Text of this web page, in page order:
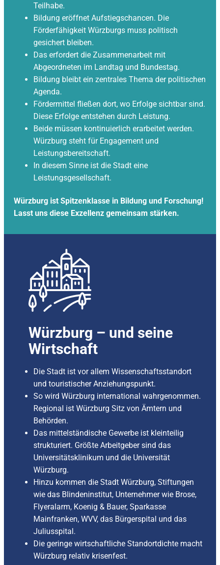
Teilhabe.
Bildung eröffnet Aufstiegschancen. Die
Förderfähigkeit Würzburgs muss politisch
gesichert bleiben.
Das erfordert die Zusammenarbeit mit
Abgeordneten im Landtag und Bundestag.
Bildung bleibt ein zentrales Thema der politischen
Agenda.
Fördermittel fließen dort, wo Erfolge sichtbar sind.
Diese Erfolge entstehen durch Leistung.
Beide müssen kontinuierlich erarbeitet werden.
Würzburg steht für Engagement und
Leistungsbereitschaft.
In diesem Sinne ist die Stadt eine
Leistungsgesellschaft.
Würzburg ist Spitzenklasse in Bildung und Forschung!
Lasst uns diese Exzellenz gemeinsam stärken.
Würzburg – und seine
Wirtschaft
Die Stadt ist vor allem Wissenschaftsstandort
und touristischer Anziehungspunkt.
So wird Würzburg international wahrgenommen.
Regional ist Würzburg Sitz von Ämtern und
Behörden.
Das mittelständische Gewerbe ist kleinteilig
strukturiert. Größte Arbeitgeber sind das
Universitätsklinikum und die Universität
Würzburg.
Hinzu kommen die Stadt Würzburg, Stiftungen
wie das Blindeninstitut, Unternehmer wie Brose,
Flyeralarm, Koenig & Bauer, Sparkasse
Mainfranken, WVV, das Bürgerspital und das
Juliusspital.
Die geringe wirtschaftliche Standortdichte macht
Würzburg relativ krisenfest.